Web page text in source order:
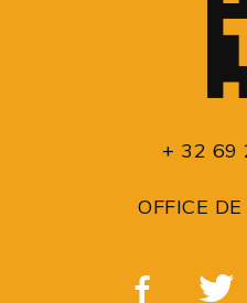
+ 32 69
OFFICE